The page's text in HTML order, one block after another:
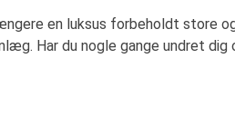
en luksus forbeholdt store
Har du nogle gange undret